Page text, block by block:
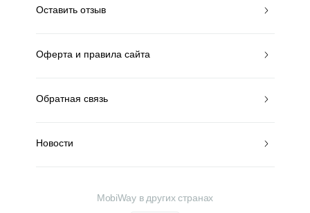
Оставить отзыв
Оферта и правила сайта
Обратная связь
Новости
MobiWay в других странах